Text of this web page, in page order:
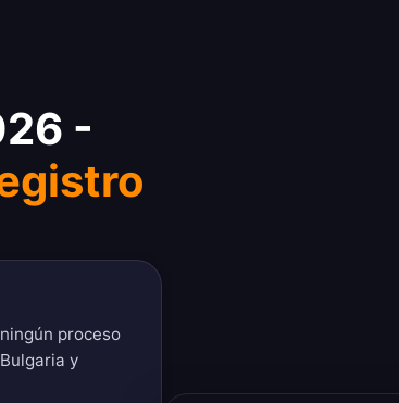
-
proceso
y